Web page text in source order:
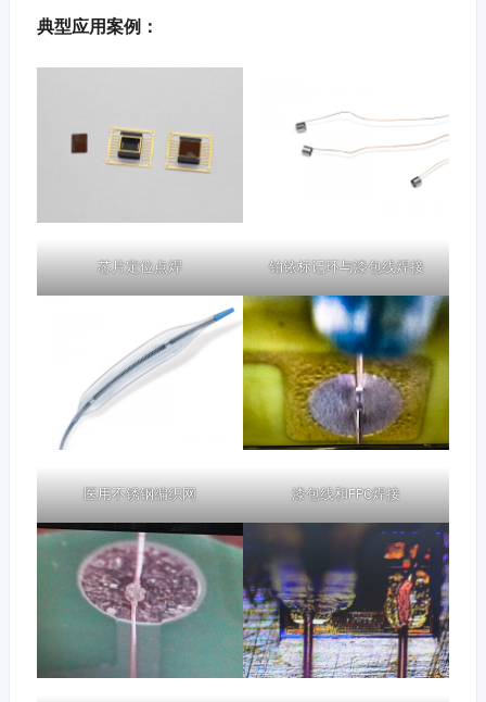
典型应用案例：
芯片定位点焊 铂铱标记环与漆包线焊接
医用不锈钢编织网 漆包线和FPC焊接